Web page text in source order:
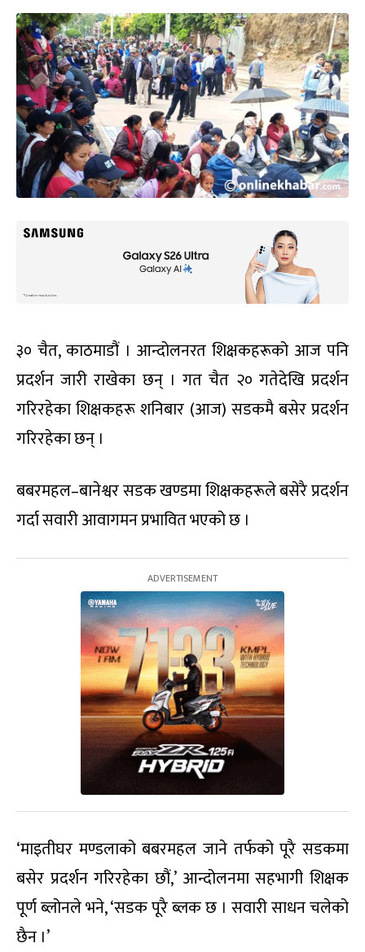
३० चैत, काठमाडौं । आन्दोलनरत शिक्षकहरूको आज पनि
प्रदर्शन जारी राखेका छन् । गत चैत २० गतेदेखि प्रदर्शन
गरिरहेका शिक्षकहरू शनिबार (आज) सडकमै बसेर प्रदर्शन
गरिरहेका छन् ।
बबरमहल–बानेश्वर सडक खण्डमा शिक्षकहरूले बसेरै प्रदर्शन
गर्दा सवारी आवागमन प्रभावित भएको छ ।
‘माइतीघर मण्डलाको बबरमहल जाने तर्फको पूरै सडकमा
बसेर प्रदर्शन गरिरहेका छौं,’ आन्दोलनमा सहभागी शिक्षक
पूर्ण ब्लोनले भने, ‘सडक पूरै ब्लक छ । सवारी साधन चलेको
छैन ।’